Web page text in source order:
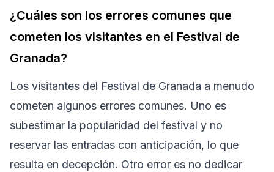
¿Cuáles son los errores comunes que
cometen los visitantes en el Festival de
Granada?
Los visitantes del Festival de Granada a menudo
cometen algunos errores comunes. Uno es
subestimar la popularidad del festival y no
reservar las entradas con anticipación, lo que
resulta en decepción. Otro error es no dedicar